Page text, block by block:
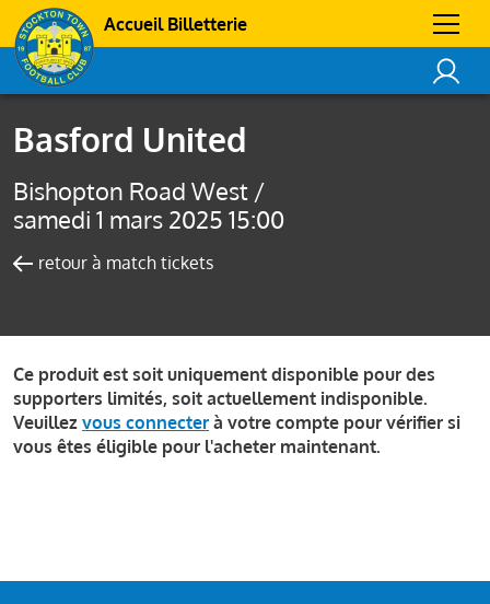
Accueil Billetterie
Basford United
Bishopton Road West /
samedi 1 mars 2025 15:00
retour à match tickets
Ce produit est soit uniquement disponible pour des
supporters limités, soit actuellement indisponible.
Veuillez vous connecter à votre compte pour vérifier si
vous êtes éligible pour l'acheter maintenant.